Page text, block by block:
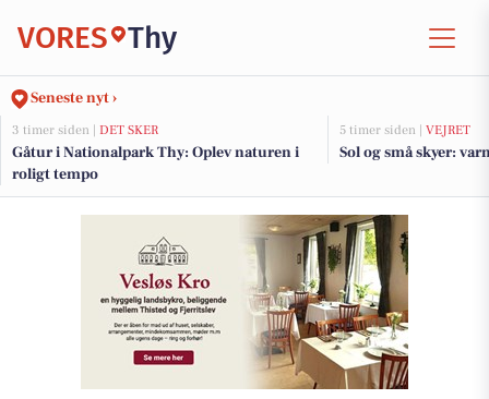
VORES Thy
Seneste nyt ›
3 timer siden | DET SKER
Gåtur i Nationalpark Thy: Oplev naturen i
roligt tempo
5 timer siden | VEJRET
Sol og små skyer: